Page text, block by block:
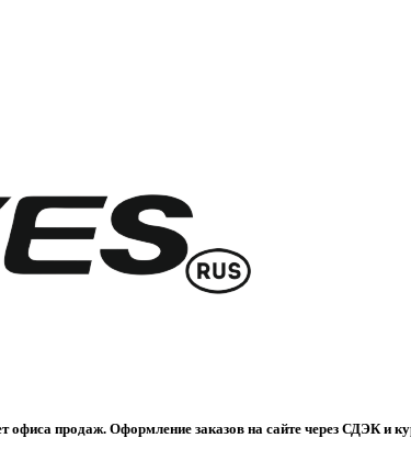
офиса продаж. Оформление заказов на сайте через СДЭК и